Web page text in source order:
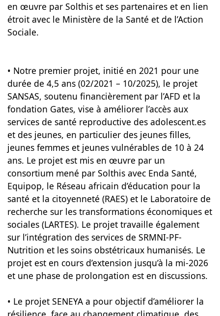
en œuvre par Solthis et ses partenaires et en lien
étroit avec le Ministère de la Santé et de l’Action
Sociale.
• Notre premier projet, initié en 2021 pour une
durée de 4,5 ans (02/2021 – 10/2025), le projet
SANSAS, soutenu financièrement par l’AFD et la
fondation Gates, vise à améliorer l’accès aux
services de santé reproductive des adolescent.es
et des jeunes, en particulier des jeunes filles,
jeunes femmes et jeunes vulnérables de 10 à 24
ans. Le projet est mis en œuvre par un
consortium mené par Solthis avec Enda Santé,
Equipop, le Réseau africain d’éducation pour la
santé et la citoyenneté (RAES) et le Laboratoire de
recherche sur les transformations économiques et
sociales (LARTES). Le projet travaille également
sur l’intégration des services de SRMNI-PF-
Nutrition et les soins obstétricaux humanisés. Le
projet est en cours d’extension jusqu’à la mi-2026
et une phase de prolongation est en discussions.
• Le projet SENEYA a pour objectif d’améliorer la